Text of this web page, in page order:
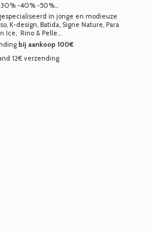
-40% -50%...
in jonge en modieuze
K-design, Batida, Signe Nature, Para
Ice, Rino & Pelle...
bij aankoop 100€
12€ verzending